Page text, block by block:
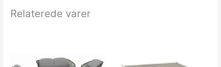
Relaterede varer